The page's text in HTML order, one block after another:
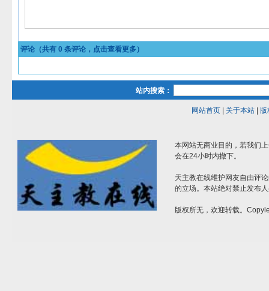
评论（共有 0 条评论，点击查看更多）
站内搜索：
网站首页| 关于本站| 版
本网站无商业目的，若我们
会在24小时内撤下。
天主教在线维护网友自由评
的立场。本站绝对禁止发布
版权所无，欢迎转载。